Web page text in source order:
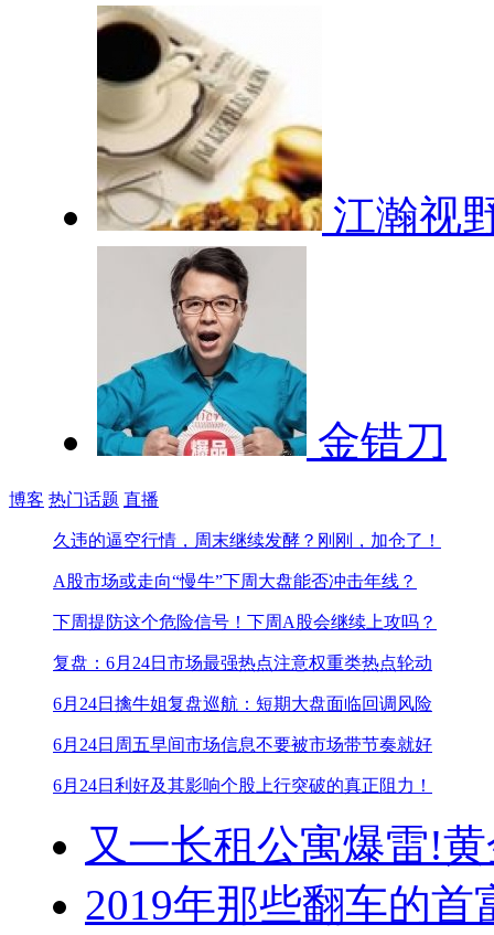
江瀚视
金错刀
博客 热门话题 直播
久违的逼空行情，周末继续发酵？ 刚刚，加仓了！
A股市场或走向“慢牛”下周大盘能否冲击年线？
下周提防这个危险信号！ 下周A股会继续上攻吗？
复盘：6月24日市场最强热点注意权重类热点轮动
6月24日擒牛姐复盘巡航：短期大盘面临回调风险
6月24日周五早间市场信息不要被市场带节奏就好
6月24日利好及其影响个股 上行突破的真正阻力！
又一长租公寓爆雷!
2019年那些翻车的首